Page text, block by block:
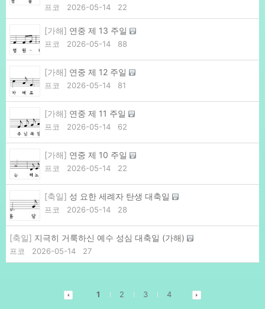
프코 2026-05-14 22
[가해] 연중 제 13 주일
프코 2026-05-14 88
[가해] 연중 제 12 주일
프코 2026-05-14 81
[가해] 연중 제 11 주일
프코 2026-05-14 62
[가해] 연중 제 10 주일
프코 2026-05-14 22
[축일] 성 요한 세례자 탄생 대축일
프코 2026-05-14 28
[축일] 지극히 거룩하신 예수 성심 대축일 (가해)
프코 2026-05-14 27
1 2 3 4